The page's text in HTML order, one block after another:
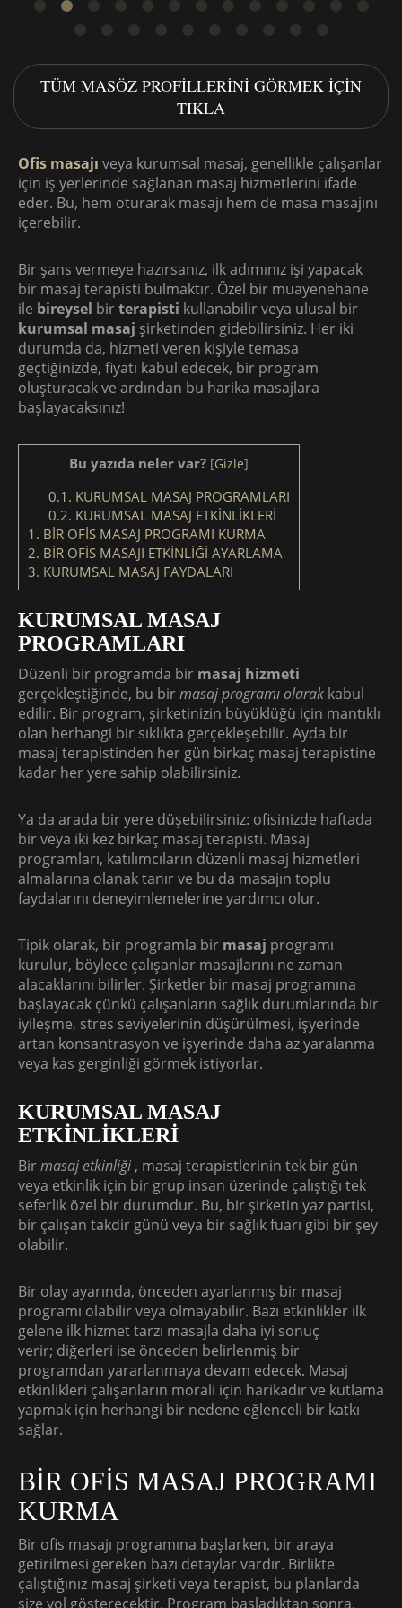
TÜM MASÖZ PROFILLERINI GÖRMEK IÇIN
TIKLA
Ofis masajı veya kurumsal masaj, genellikle çalışanlar
için iş yerlerinde sağlanan masaj hizmetlerini ifade
eder. Bu, hem oturarak masajı hem de masa masajını
içerebilir.
Bir şans vermeye hazırsanız, ilk adımınız işi yapacak
bir masaj terapisti bulmaktır. Özel bir muayenehane
ile bireysel birterapisti kullanabilir veya ulusal bir
kurumsal masaj şirketinden gidebilirsiniz. Her iki
durumda da, hizmeti veren kişiyle temasa
geçtiğinizde, fiyatı kabul edecek, bir program
oluşturacak ve ardından bu harika masajlara
başlayacaksınız!
Bu yazıda neler var? [Gizle]
0.1. KURUMSAL MASAJ PROGRAMLARI
0.2. KURUMSAL MASAJ ETKİNLİKLERİ
1. BİR OFİS MASAJ PROGRAMI KURMA
2. BİR OFİS MASAJI ETKİNLİĞİ AYARLAMA
3. KURUMSAL MASAJ FAYDALARI
KURUMSAL MASAJ
PROGRAMLARI
Düzenli bir programda bir masaj hizmeti
gerçekleştiğinde, bu birmasaj programı olarak kabul
edilir. Bir program, şirketinizin büyüklüğü için mantıklı
olan herhangi bir sıklıkta gerçekleşebilir. Ayda bir
masaj terapistinden her gün birkaç masaj terapistine
kadar her yere sahip olabilirsiniz.
Ya da arada bir yere düşebilirsiniz: ofisinizde haftada
bir veya iki kez birkaç masaj terapisti. Masaj
programları, katılımcıların düzenli masaj hizmetleri
almalarına olanak tanır ve bu da masajın toplu
faydalarını deneyimlemelerine yardımcı olur.
Tipik olarak, bir programla bir masaj programı
kurulur, böylece çalışanlar masajlarını ne zaman
alacaklarını bilirler. Şirketler bir masaj programına
başlayacak çünkü çalışanların sağlık durumlarında bir
iyileşme, stres seviyelerinin düşürülmesi, işyerinde
artan konsantrasyon ve işyerinde daha az yaralanma
veya kas gerginliği görmek istiyorlar.
KURUMSAL MASAJ
ETKİNLİKLERİ
Birmasaj etkinliği , masaj terapistlerinin tek bir gün
veya etkinlik için bir grup insan üzerinde çalıştığı tek
seferlik özel bir durumdur. Bu, bir şirketin yaz partisi,
bir çalışan takdir günü veya bir sağlık fuarı gibi bir şey
olabilir.
Bir olay ayarında, önceden ayarlanmış bir masaj
programı olabilir veya olmayabilir. Bazı etkinlikler ilk
gelene ilk hizmet tarzı masajla daha iyi sonuç
verir; diğerleri ise önceden belirlenmiş bir
programdan yararlanmaya devam edecek. Masaj
etkinlikleri çalışanların morali için harikadır ve kutlama
yapmak için herhangi bir nedene eğlenceli bir katkı
sağlar.
BİR OFİS MASAJ PROGRAMI
KURMA
Bir ofis masajı programına başlarken, bir araya
getirilmesi gereken bazı detaylar vardır. Birlikte
çalıştığınız masaj şirketi veya terapist, bu planlarda
size yol gösterecektir. Program başladıktan sonra,